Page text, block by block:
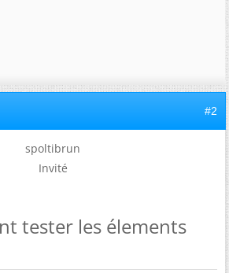
#2
spoltibrun
Invité
tester les élements